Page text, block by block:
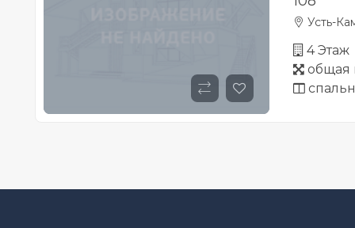
Усть-
4 Этаж
общая